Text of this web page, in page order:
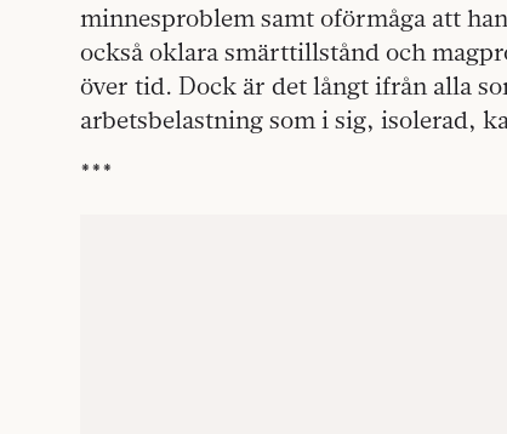
minnesproblem samt oförmåga att
också oklara smärttillstånd och
över tid. Dock är det långt ifrån alla
arbetsbelastning som i sig, isolerad,
***